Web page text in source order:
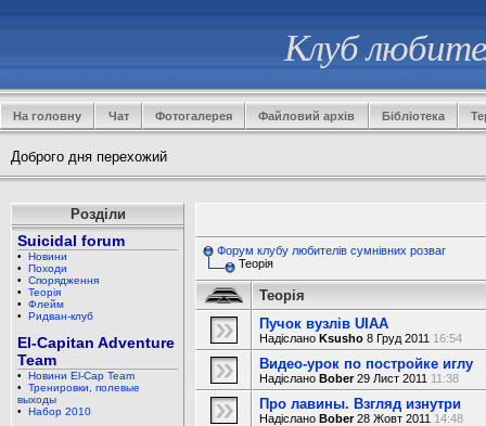
Клуб
На головну Чат Фотогалерея Файловий архів Бібліотека
Доброго дня перехожий
Розділи
Suicidal forum
• Новини
• Походи
• Спорядження
• Теорія
• Флейм
• Ридван-клуб
El-Capitan Adventure
Team
• Новини El-Cap Team
• Тренировки, полевые
выходы
• Набор 2010
Форум клубу любителів сумнівних розваг
Теорія
Теорія
Пучок вузлів UIAA
Надіслано Ksusho8 Груд 2011 16:54
Видео-урок по постройке иглу
Надіслано Bober29 Лист 2011 11:38
Про лавины. Взгляд изнутри
Надіслано Bober28 Жовт 2011 14:48